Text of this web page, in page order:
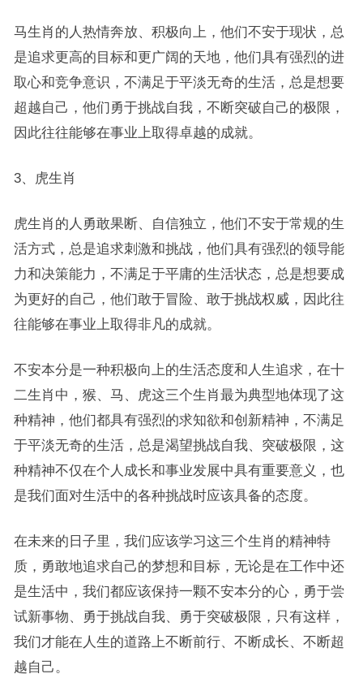
马生肖的人热情奔放、积极向上，他们不安于现状，总
是追求更高的目标和更广阔的天地，他们具有强烈的进
取心和竞争意识，不满足于平淡无奇的生活，总是想要
超越自己，他们勇于挑战自我，不断突破自己的极限，
因此往往能够在事业上取得卓越的成就。
3、虎生肖
虎生肖的人勇敢果断、自信独立，他们不安于常规的生
活方式，总是追求刺激和挑战，他们具有强烈的领导能
力和决策能力，不满足于平庸的生活状态，总是想要成
为更好的自己，他们敢于冒险、敢于挑战权威，因此往
往能够在事业上取得非凡的成就。
不安本分是一种积极向上的生活态度和人生追求，在十
二生肖中，猴、马、虎这三个生肖最为典型地体现了这
种精神，他们都具有强烈的求知欲和创新精神，不满足
于平淡无奇的生活，总是渴望挑战自我、突破极限，这
种精神不仅在个人成长和事业发展中具有重要意义，也
是我们面对生活中的各种挑战时应该具备的态度。
在未来的日子里，我们应该学习这三个生肖的精神特
质，勇敢地追求自己的梦想和目标，无论是在工作中还
是生活中，我们都应该保持一颗不安本分的心，勇于尝
试新事物、勇于挑战自我、勇于突破极限，只有这样，
我们才能在人生的道路上不断前行、不断成长、不断超
越自己。